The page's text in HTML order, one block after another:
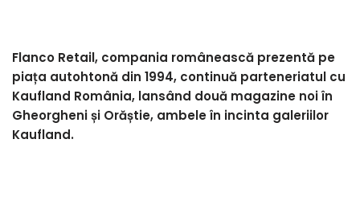
Flanco Retail, compania românească prezentă pe
piața autohtonă din 1994, continuă parteneriatul cu
Kaufland România, lansând două magazine noi în
Gheorgheni și Orăștie, ambele în incinta galeriilor
Kaufland.